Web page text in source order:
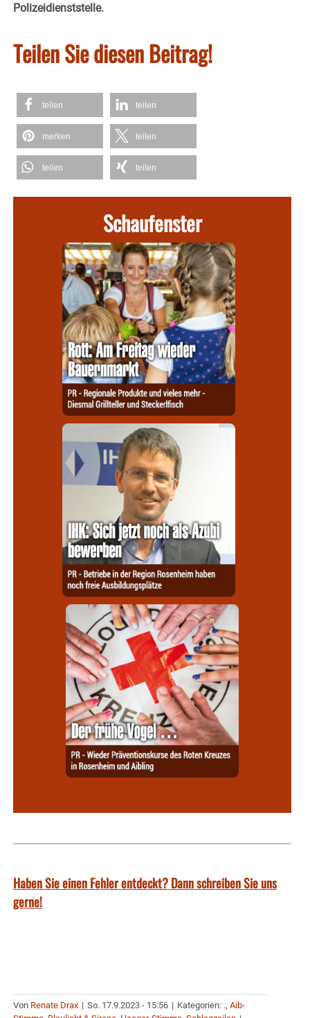
Polizeidienststelle.
Teilen Sie diesen Beitrag!
teilen teilen
merken teilen
teilen teilen
Schaufenster
Haben Sie einen Fehler entdeckt? Dann schreiben Sie uns
gerne!
Von Renate Drax | So. 17.9.2023 - 15:56 | Kategorien: ., Aib-